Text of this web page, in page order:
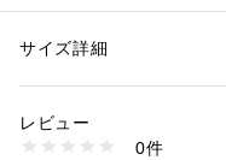
独創的なカッティングが
にくく、ユニークなフォ
ウエストはゴムやドロー
性別：メンズ
素材：ナイロン87％ ポリウ
商品番号：
170-75600 （ショップ）
サイズ詳細
レビュー
0件